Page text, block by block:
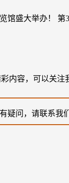
内容，可以关注
疑问，请联系我